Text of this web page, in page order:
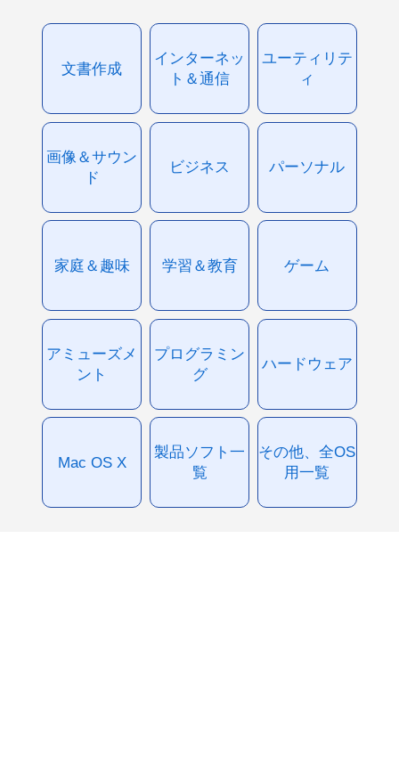
文書作成
インターネッ
ト＆通信
ユーティリテ
ィ
画像＆サウン
ド
ビジネス パーソナル
家庭＆趣味 学習＆教育 ゲーム
アミューズメ
ント
プログラミン
グ
ハードウェア
Mac OS X
製品ソフト一
覧
その他、全OS
用一覧